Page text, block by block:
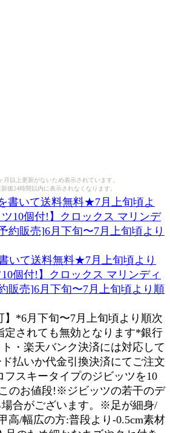
月以上更新がないため表示されています。
後24時間以内に表示されなくなります。
いて送料無料★7月上旬頃より
個付!】クロックス マリンディ
販売]6月下旬〜7月上旬頃より順
】*6月下旬〜7月上旬頃より順次
定されても無効となります*銀行
・楽天バンク決済には対応して
払いか代金引換決済にてご注文
フスキータイプのジビッツを10
のお値段!※ジビッツの若干のデ
合がございます。※足が細身/
高/幅広の方:普段より-0.5cm素材